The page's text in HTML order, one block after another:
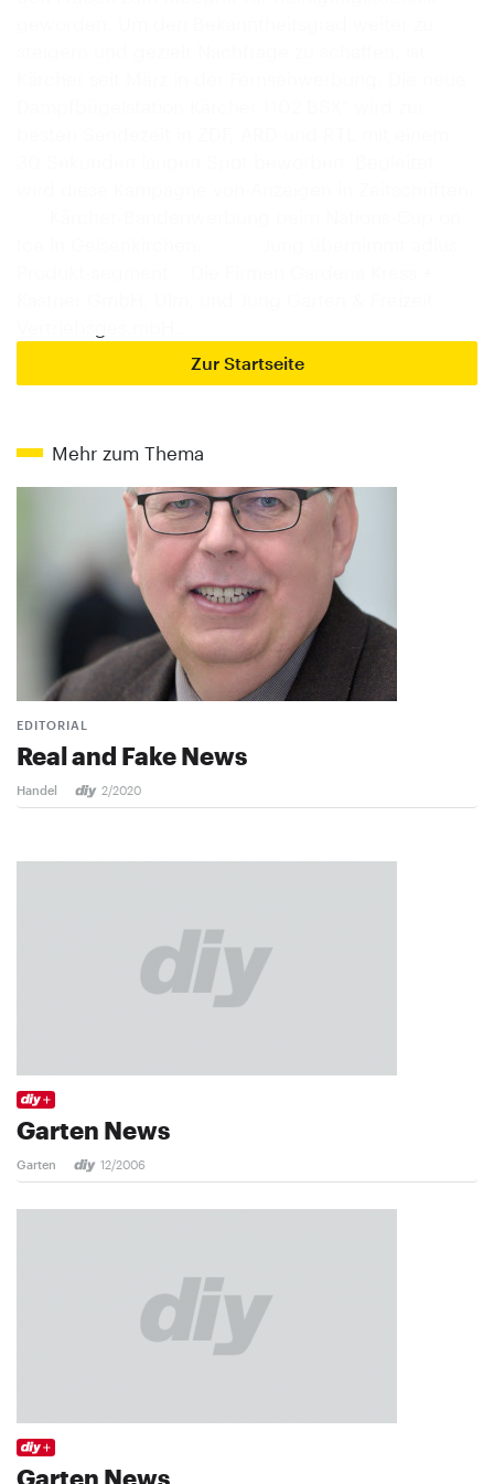
Zur Startseite
Mehr zum Thema
EDITORIAL
Real and Fake News
Handel 2/2020
Garten News
Garten 12/2006
Garten News